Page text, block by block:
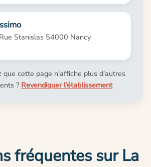
Stanislas 54000 Nancy
que cette page n'affiche plus d'autres
? Revendiquer l'établissement
fréquentes sur La